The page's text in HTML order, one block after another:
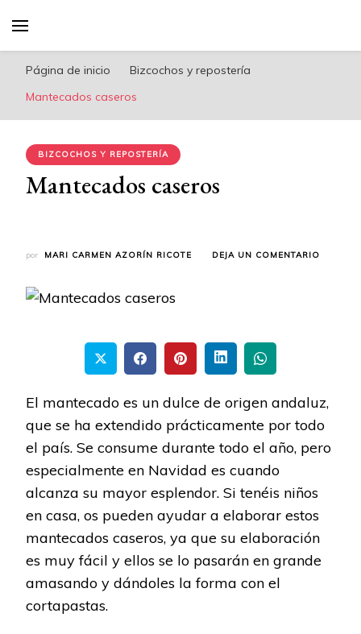
riconoricote.com es un blog de cocina sana,
fácil, saludable y dieta mediterránea
Página de inicio
Bizcochos y repostería
Mantecados caseros
BIZCOCHOS Y REPOSTERÍA
Mantecados caseros
por MARI CARMEN AZORÍN RICOTE DEJA UN COMENTARIO
El mantecado es un dulce de origen andaluz,
que se ha extendido prácticamente por todo
el país. Se consume durante todo el año, pero
especialmente en Navidad es cuando
alcanza su mayor esplendor. Si tenéis niños
en casa, os pueden ayudar a elaborar estos
mantecados caseros, ya que su elaboración
es muy fácil y ellos se lo pasarán en grande
amasando y dándoles la forma con el
cortapastas.